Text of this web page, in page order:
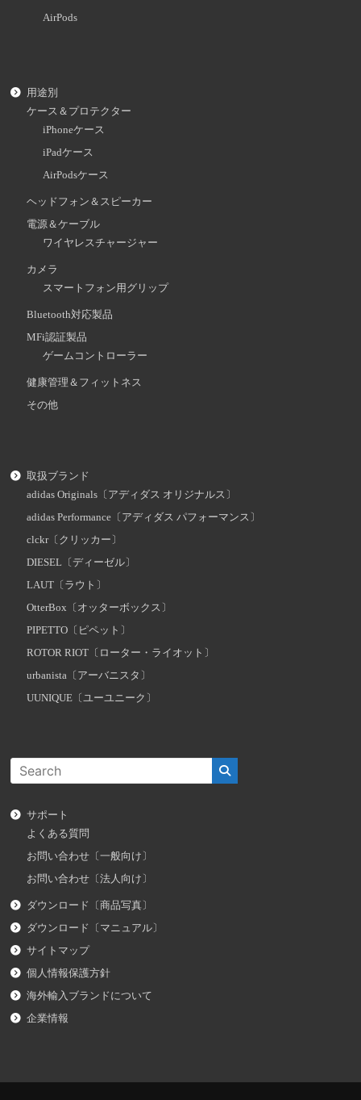
AirPods
用途別
ケース＆プロテクター
iPhoneケース
iPadケース
AirPodsケース
ヘッドフォン＆スピーカー
電源＆ケーブル
ワイヤレスチャージャー
カメラ
スマートフォン用グリップ
Bluetooth対応製品
MFi認証製品
ゲームコントローラー
健康管理＆フィットネス
その他
取扱ブランド
adidas Originals〔アディダス オリジナルス〕
adidas Performance〔アディダス パフォーマンス〕
clckr〔クリッカー〕
DIESEL〔ディーゼル〕
LAUT〔ラウト〕
OtterBox〔オッターボックス〕
PIPETTO〔ピペット〕
ROTOR RIOT〔ローター・ライオット〕
urbanista〔アーバニスタ〕
UUNIQUE〔ユーユニーク〕
サポート
よくある質問
お問い合わせ〔一般向け〕
お問い合わせ〔法人向け〕
ダウンロード〔商品写真〕
ダウンロード〔マニュアル〕
サイトマップ
個人情報保護方針
海外輸入ブランドについて
企業情報